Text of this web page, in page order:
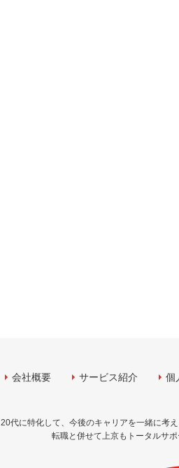
会社概要 サービス紹介 個
20代に特化して、今後のキャリアを一緒に考
転職と併せて上京もトータルサ